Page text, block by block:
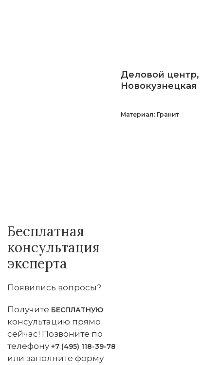
Деловой центр,
Новокузнецкая
Материал: Гранит
Бесплатная
консультация
эксперта
Появились вопросы?
Получите БЕСПЛАТНУЮ
консультацию прямо
сейчас! Позвоните по
телефону +7 (495) 118-39-78
или заполните форму